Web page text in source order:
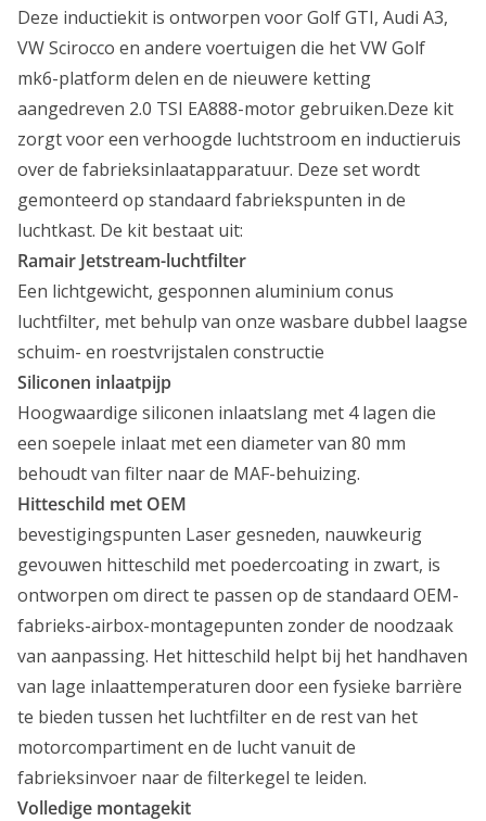
o
r
s
p
r
o
n
k
e
l
i
j
k
e
p
r
i
j
s
w
a
s
:
€
3
0
0
u
i
d
i
g
e
p
r
i
j
s
i
s
:
€
2
9
0
,
0
0
.
Deze inductiekit is ontworpen voor Golf GTI, Audi A3,
VW Scirocco en andere voertuigen die het VW Golf
mk6-platform delen en de nieuwere ketting
aangedreven 2.0 TSI EA888-motor gebruiken.Deze kit
zorgt voor een verhoogde luchtstroom en inductieruis
over de fabrieksinlaatapparatuur. Deze set wordt
gemonteerd op standaard fabriekspunten in de
luchtkast. De kit bestaat uit:
Ramair Jetstream-luchtfilter
Een lichtgewicht, gesponnen aluminium conus
luchtfilter, met behulp van onze wasbare dubbel laagse
schuim- en roestvrijstalen constructie
Siliconen inlaatpijp
Hoogwaardige siliconen inlaatslang met 4 lagen die
een soepele inlaat met een diameter van 80 mm
behoudt van filter naar de MAF-behuizing.
Hitteschild met OEM
bevestigingspunten Laser gesneden, nauwkeurig
gevouwen hitteschild met poedercoating in zwart, is
ontworpen om direct te passen op de standaard OEM-
fabrieks-airbox-montagepunten zonder de noodzaak
van aanpassing. Het hitteschild helpt bij het handhaven
van lage inlaattemperaturen door een fysieke barrière
te bieden tussen het luchtfilter en de rest van het
motorcompartiment en de lucht vanuit de
fabrieksinvoer naar de filterkegel te leiden.
Volledige montagekit